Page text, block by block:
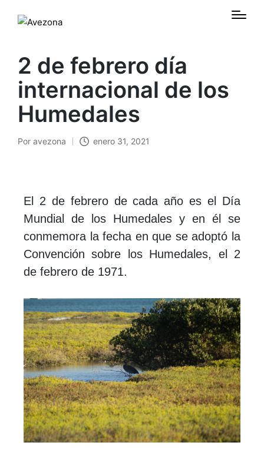
2 de febrero día
internacional de los
Humedales
Por avezona enero 31, 2021
El 2 de febrero de cada año es el Día
Mundial de los Humedales y en él se
conmemora la fecha en que se adoptó la
Convención sobre los Humedales, el 2
de febrero de 1971.